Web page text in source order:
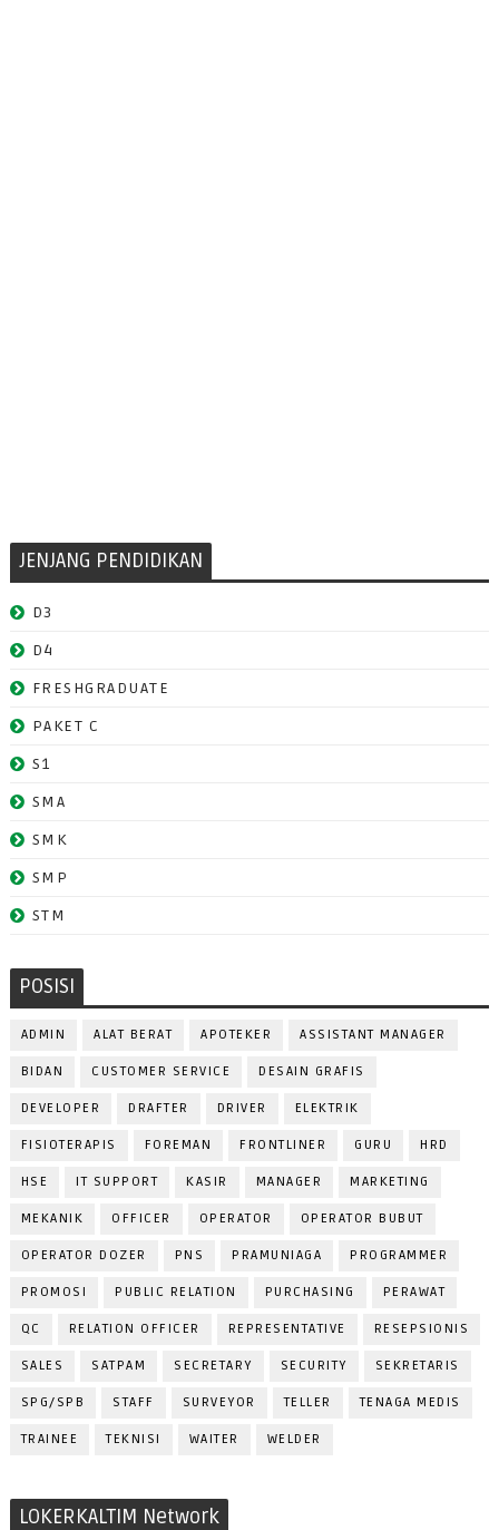
JENJANG PENDIDIKAN
D3
D4
FRESHGRADUATE
PAKET C
S1
SMA
SMK
SMP
STM
POSISI
ADMIN ALAT BERAT APOTEKER ASSISTANT MANAGER
BIDAN CUSTOMER SERVICE DESAIN GRAFIS
DEVELOPER DRAFTER DRIVER ELEKTRIK
FISIOTERAPIS FOREMAN FRONTLINER GURU HRD
HSE IT SUPPORT KASIR MANAGER MARKETING
MEKANIK OFFICER OPERATOR OPERATOR BUBUT
OPERATOR DOZER PNS PRAMUNIAGA PROGRAMMER
PROMOSI PUBLIC RELATION PURCHASING PERAWAT
QC RELATION OFFICER REPRESENTATIVE RESEPSIONIS
SALES SATPAM SECRETARY SECURITY SEKRETARIS
SPG/SPB STAFF SURVEYOR TELLER TENAGA MEDIS
TRAINEE TEKNISI WAITER WELDER
LOKERKALTIM Network